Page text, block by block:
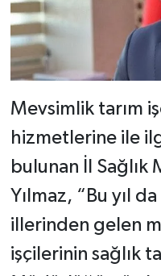
Mevsimlik tarım
hizmetlerine ile
bulunan İl Sağlık
Yılmaz, “Bu yıl
illerinden gelen
işçilerinin sağlık